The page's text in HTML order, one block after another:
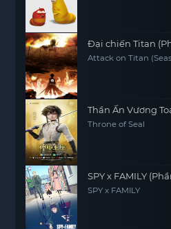
Đại chiến Titan
Attack on Titan
Thần Ấn Vương
Throne of Seal
SPY x FAMILY
SPY x FAMILY